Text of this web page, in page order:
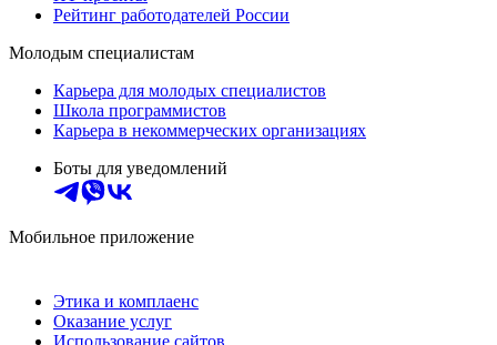
Рейтинг работодателей России
Молодым специалистам
Карьера для молодых специалистов
Школа программистов
Карьера в некоммерческих организациях
Боты для уведомлений
Мобильное приложение
Этика и комплаенс
Оказание услуг